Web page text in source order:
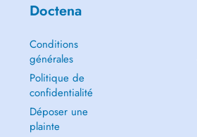
Doctena
Conditions
générales
Politique de
confidentialité
Déposer une
plainte